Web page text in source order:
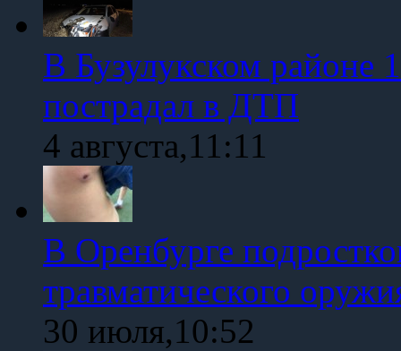
В Бузулукском районе
пострадал в ДТП
4 августа,11:11
В Оренбурге
травматического
30 июля,10:52